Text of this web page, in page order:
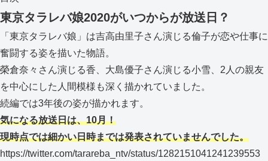
東京タラレバ娘2020がいつからが放送日？
「東京タラレバ娘」は吉高由里子さん演じる倫子が恋や仕事に
奮闘する姿を描いた物語。
榮倉奈々さん演じる香、大島優子さん演じる小雪、2人の親友
を中心にした人間模様も深く描かれていました。
続編では3年後の姿が描かれます。
気になる放送日は、10月！
現時点では細かい日時までは発表されていませんでした。
https://twitter.com/tarareba_ntv/status/1282151041241239553